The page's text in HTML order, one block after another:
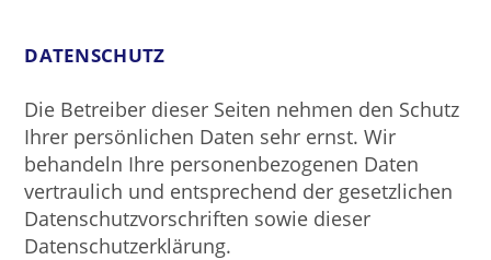
DATENSCHUTZ
Die Betreiber dieser Seiten nehmen den Schutz
Ihrer persönlichen Daten sehr ernst. Wir
behandeln Ihre personenbezogenen Daten
vertraulich und entsprechend der gesetzlichen
Datenschutzvorschriften sowie dieser
Datenschutzerklärung.